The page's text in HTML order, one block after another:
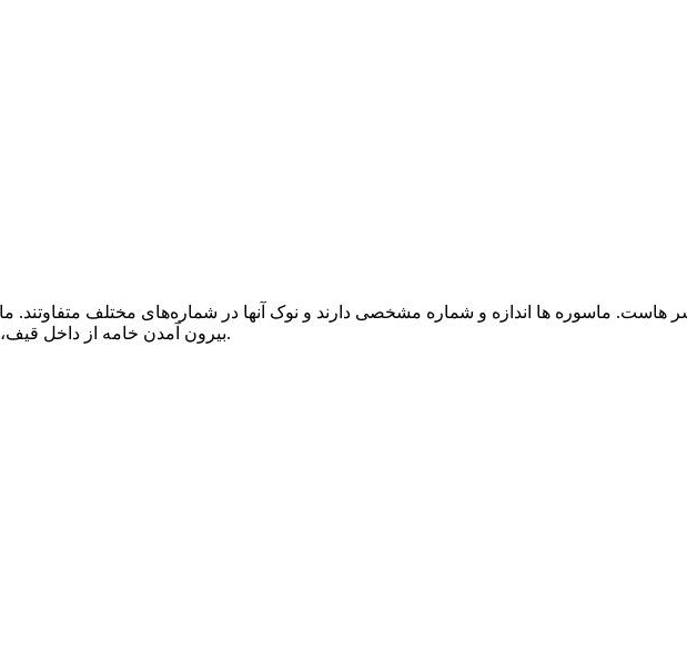
هاست. ماسوره ها اندازه و شماره مشخصی دارند و نوک آنها در شماره‌های مختلف متفاوتند.
بیرون آمدن خامه از داخل قیف، اشکال متفاوت و متنوعی شکل می گیرند.